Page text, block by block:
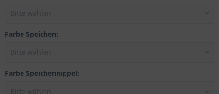
Farbe Speichen:
Farbe Speichennippel: